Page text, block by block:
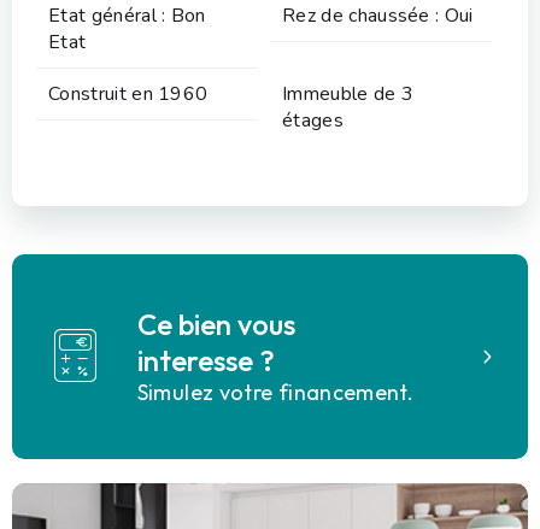
Etat général : Bon
Etat
Rez de chaussée : Oui
Construit en 1960
Immeuble de 3
étages
Ce bien vous
interesse ?
Simulez votre financement.